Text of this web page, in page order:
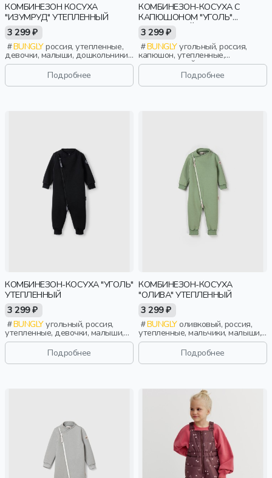
КОМБИНЕЗОН КОСУХА
"ИЗУМРУД" УТЕПЛЕННЫЙ
3 299 ₽
BUNGLYроссия, утепленные,
девочки, малыши, дошкольники,
дети
Подробнее
КОМБИНЕЗОН-КОСУХА С
КАПЮШОНОМ "УГОЛЬ"
УТЕПЛЕННЫЙ
3 299 ₽
BUNGLYугольный, россия,
капюшон, утепленные,
повседневный, девочки,
малыши, дошкольники, дети
Подробнее
КОМБИНЕЗОН-КОСУХА "УГОЛЬ"
УТЕПЛЕННЫЙ
3 299 ₽
BUNGLYугольный, россия,
утепленные, девочки, малыши,
дошкольники, дети
Подробнее
КОМБИНЕЗОН-КОСУХА
"ОЛИВА" УТЕПЛЕННЫЙ
3 299 ₽
BUNGLYоливковый, россия,
утепленные, мальчики, малыши,
дошкольники, дети
Подробнее